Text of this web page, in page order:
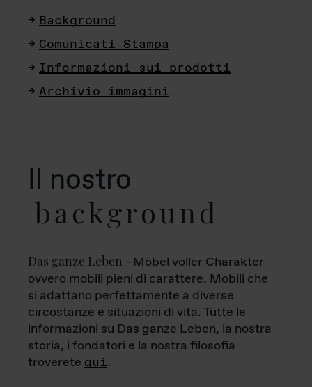
Background
Comunicati Stampa
Informazioni sui prodotti
Archivio immagini
Il nostro
background
Das ganze Leben - Möbel voller Charakter
ovvero mobili pieni di carattere. Mobili che
si adattano perfettamente a diverse
circostanze e situazioni di vita. Tutte le
informazioni su Das ganze Leben, la nostra
storia, i fondatori e la nostra filosofia
troverete qui.